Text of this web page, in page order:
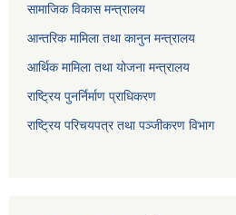
सामाजिक विकास मन्त्रालय
आन्तरिक मामिला तथा कानुन मन्त्रालय
आर्थिक मामिला तथा योजना मन्त्रालय
राष्ट्रिय पुनर्निर्माण प्राधिकरण
राष्ट्रिय परिचयपत्र तथा पञ्जीकरण विभाग